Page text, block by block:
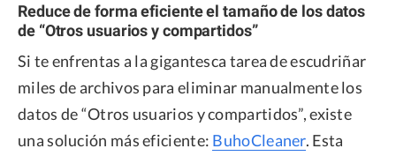
Reduce de forma eficiente el tamaño de los datos
de “Otros usuarios y compartidos”
Si te enfrentas a la gigantesca tarea de escudriñar
miles de archivos para eliminar manualmente los
datos de “Otros usuarios y compartidos”, existe
una solución más eficiente: BuhoCleaner. Esta